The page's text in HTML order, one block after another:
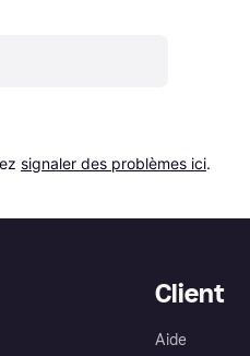
signaler des problèmes ici.
Client
Aide